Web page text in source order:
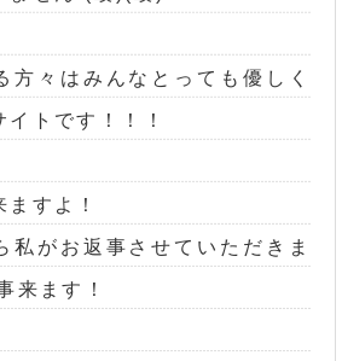
方々はみんなとっても優しく
トです！！！
すよ！
私がお返事させていただきま
来ます！